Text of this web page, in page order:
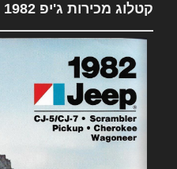
קטלוג מכירות ג'יפ 1982